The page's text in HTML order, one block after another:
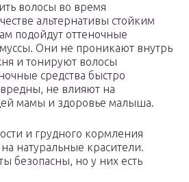
волосы во время
альтернативы стойким
подойдут оттеночные
Они не проникают внутрь
и тонируют волосы
средства быстро
не влияют на
мамы и здоровье малыша.
и грудного кормления
натуральные красители.
безопасны, но у них есть